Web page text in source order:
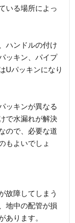
いる場所によっ
ハンドルの付け
ッキン、パイプ
Uパッキンになり
ッキンが異なる
で水漏れが解決
ので、必要な道
もよいでしょ
故障してしまう
地中の配管が損
あります。